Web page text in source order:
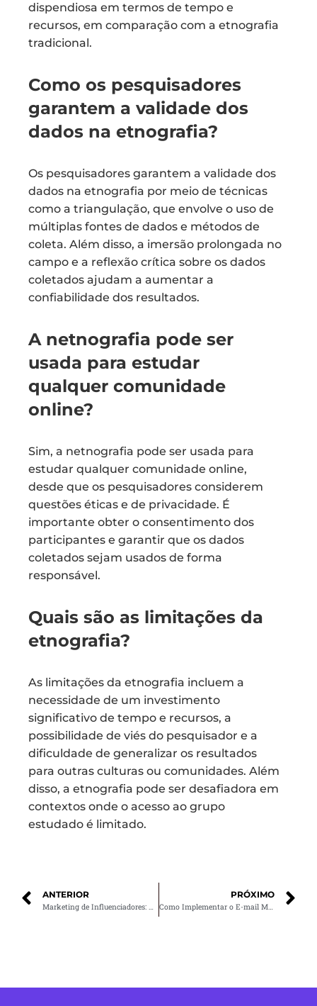
dispendiosa em termos de tempo e
recursos, em comparação com a etnografia
tradicional.
Como os pesquisadores
garantem a validade dos
dados na etnografia?
Os pesquisadores garantem a validade dos
dados na etnografia por meio de técnicas
como a triangulação, que envolve o uso de
múltiplas fontes de dados e métodos de
coleta. Além disso, a imersão prolongada no
campo e a reflexão crítica sobre os dados
coletados ajudam a aumentar a
confiabilidade dos resultados.
A netnografia pode ser
usada para estudar
qualquer comunidade
online?
Sim, a netnografia pode ser usada para
estudar qualquer comunidade online,
desde que os pesquisadores considerem
questões éticas e de privacidade. É
importante obter o consentimento dos
participantes e garantir que os dados
coletados sejam usados de forma
responsável.
Quais são as limitações da
etnografia?
As limitações da etnografia incluem a
necessidade de um investimento
significativo de tempo e recursos, a
possibilidade de viés do pesquisador e a
dificuldade de generalizar os resultados
para outras culturas ou comunidades. Além
disso, a etnografia pode ser desafiadora em
contextos onde o acesso ao grupo
estudado é limitado.
ANTERIOR PRÓXIMO
Como Implementar o E-mail Marketing na Sua Estratégia